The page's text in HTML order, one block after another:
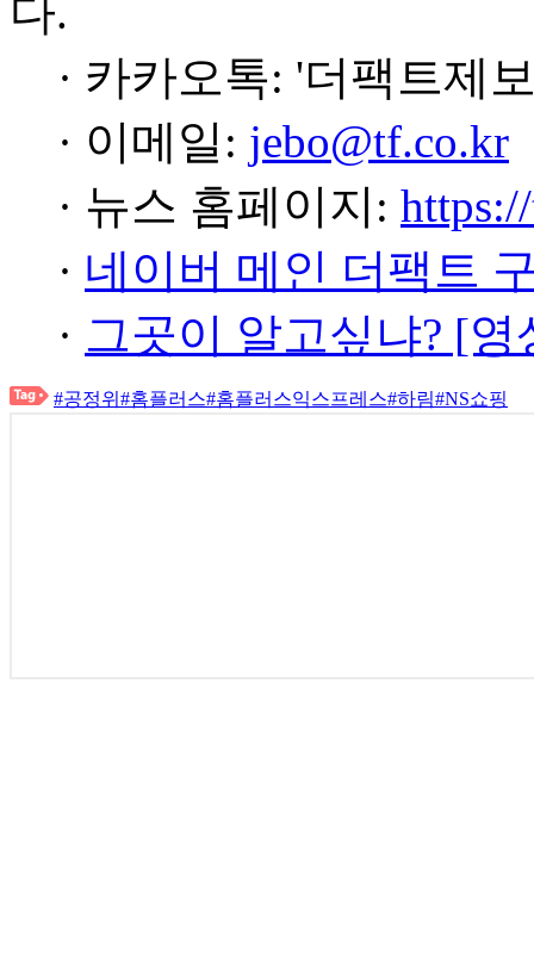
다.
· 카카오톡: '더팩트제
· 이메일: jebo@tf.co.kr
· 뉴스 홈페이지:
· 네이버 메인 더팩트
· 그곳이 알고싶냐? [
#공정위 #홈플러스#홈플러스익스프레스#하림#NS쇼핑